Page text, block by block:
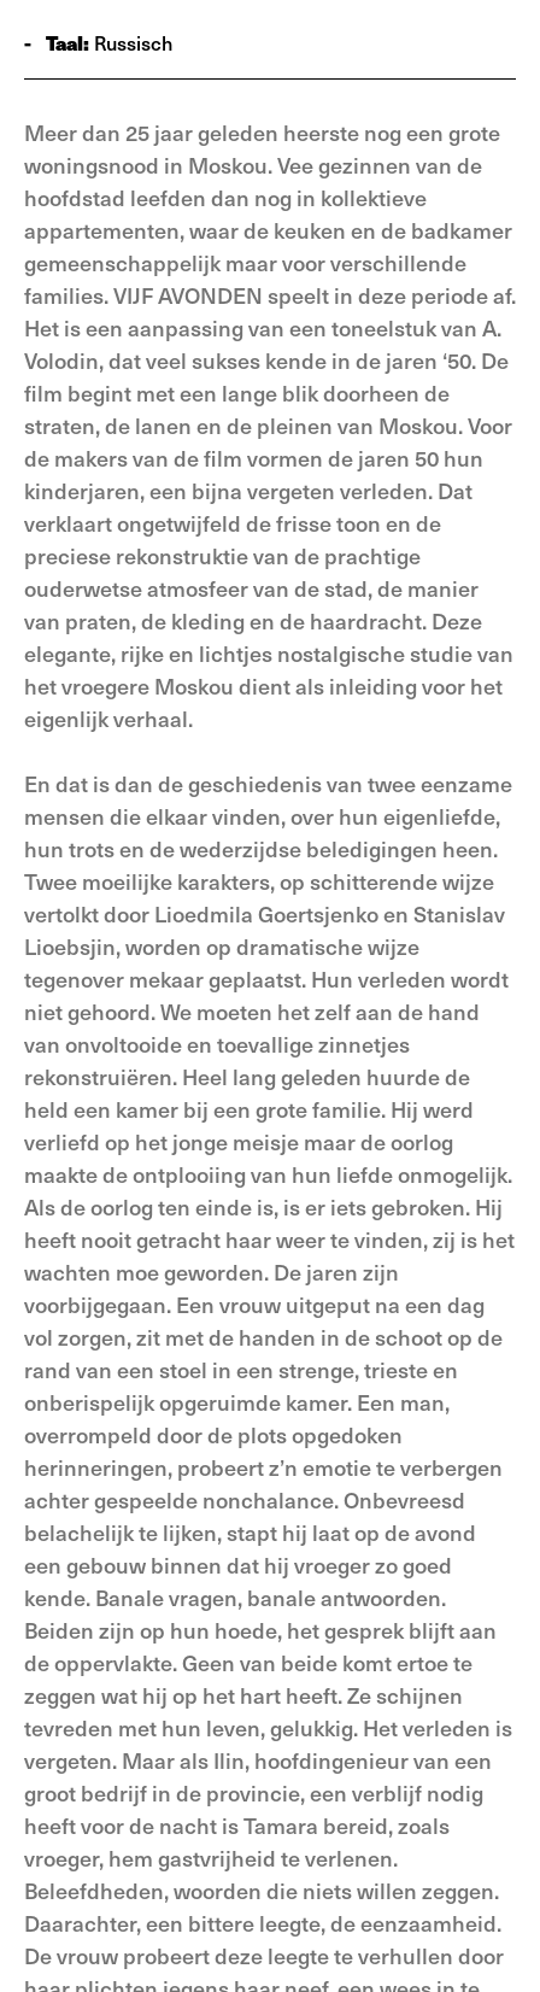
- Taal: Russisch
Meer dan 25 jaar geleden heerste nog een grote
woningsnood in Moskou. Vee gezinnen van de
hoofdstad leefden dan nog in kollektieve
appartementen, waar de keuken en de badkamer
gemeenschappelijk maar voor verschillende
families. VIJF AVONDEN speelt in deze periode af.
Het is een aanpassing van een toneelstuk van A.
Volodin, dat veel sukses kende in de jaren ‘50. De
film begint met een lange blik doorheen de
straten, de lanen en de pleinen van Moskou. Voor
de makers van de film vormen de jaren 50 hun
kinderjaren, een bijna vergeten verleden. Dat
verklaart ongetwijfeld de frisse toon en de
preciese rekonstruktie van de prachtige
ouderwetse atmosfeer van de stad, de manier
van praten, de kleding en de haardracht. Deze
elegante, rijke en lichtjes nostalgische studie van
het vroegere Moskou dient als inleiding voor het
eigenlijk verhaal.
En dat is dan de geschiedenis van twee eenzame
mensen die elkaar vinden, over hun eigenliefde,
hun trots en de wederzijdse beledigingen heen.
Twee moeilijke karakters, op schitterende wijze
vertolkt door Lioedmila Goertsjenko en Stanislav
Lioebsjin, worden op dramatische wijze
tegenover mekaar geplaatst. Hun verleden wordt
niet gehoord. We moeten het zelf aan de hand
van onvoltooide en toevallige zinnetjes
rekonstruiëren. Heel lang geleden huurde de
held een kamer bij een grote familie. Hij werd
verliefd op het jonge meisje maar de oorlog
maakte de ontplooiing van hun liefde onmogelijk.
Als de oorlog ten einde is, is er iets gebroken. Hij
heeft nooit getracht haar weer te vinden, zij is het
wachten moe geworden. De jaren zijn
voorbijgegaan. Een vrouw uitgeput na een dag
vol zorgen, zit met de handen in de schoot op de
rand van een stoel in een strenge, trieste en
onberispelijk opgeruimde kamer. Een man,
overrompeld door de plots opgedoken
herinneringen, probeert z’n emotie te verbergen
achter gespeelde nonchalance. Onbevreesd
belachelijk te lijken, stapt hij laat op de avond
een gebouw binnen dat hij vroeger zo goed
kende. Banale vragen, banale antwoorden.
Beiden zijn op hun hoede, het gesprek blijft aan
de oppervlakte. Geen van beide komt ertoe te
zeggen wat hij op het hart heeft. Ze schijnen
tevreden met hun leven, gelukkig. Het verleden is
vergeten. Maar als Ilin, hoofdingenieur van een
groot bedrijf in de provincie, een verblijf nodig
heeft voor de nacht is Tamara bereid, zoals
vroeger, hem gastvrijheid te verlenen.
Beleefdheden, woorden die niets willen zeggen.
Daarachter, een bittere leegte, de eenzaamheid.
De vrouw probeert deze leegte te verhullen door